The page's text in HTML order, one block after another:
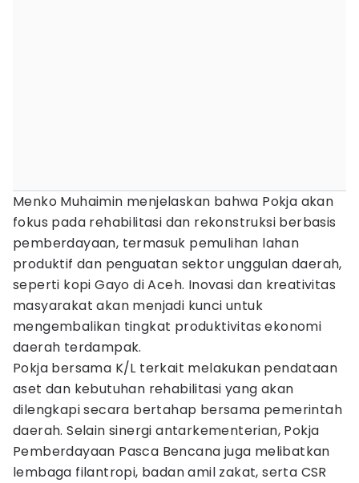
Menko Muhaimin menjelaskan bahwa Pokja akan
fokus pada rehabilitasi dan rekonstruksi berbasis
pemberdayaan, termasuk pemulihan lahan
produktif dan penguatan sektor unggulan daerah,
seperti kopi Gayo di Aceh. Inovasi dan kreativitas
masyarakat akan menjadi kunci untuk
mengembalikan tingkat produktivitas ekonomi
daerah terdampak.
Pokja bersama K/L terkait melakukan pendataan
aset dan kebutuhan rehabilitasi yang akan
dilengkapi secara bertahap bersama pemerintah
daerah. Selain sinergi antarkementerian, Pokja
Pemberdayaan Pasca Bencana juga melibatkan
lembaga filantropi, badan amil zakat, serta CSR